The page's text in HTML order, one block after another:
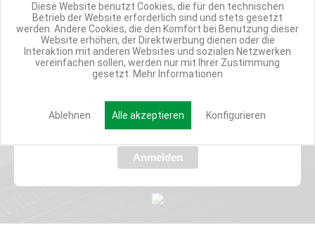
Werde Teil der Miweba Community!
Verpasse nie wieder exklusive Newsletter-Rabatte und Aktionen
Anmelden
Diese Website benutzt Cookies, die für den technischen
Betrieb der Website erforderlich sind und stets gesetzt
werden. Andere Cookies, die den Komfort bei Benutzung dieser
Website erhöhen, der Direktwerbung dienen oder die
Interaktion mit anderen Websites und sozialen Netzwerken
vereinfachen sollen, werden nur mit Ihrer Zustimmung
gesetzt. Mehr Informationen
Ablehnen Alle akzeptieren Konfigurieren